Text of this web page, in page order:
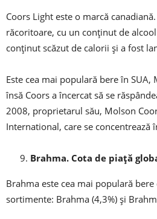
Coors Light este o marcă
răcoritoare, cu un conținut de
conținut scăzut de calorii și a fost
Este cea mai populară bere în SUA,
însă Coors a încercat să se
2008, proprietarul său, Molson
International, care se concentrează
Brahma. Cota de piață
Brahma este cea mai populară
sortimente: Brahma (4,3%) și